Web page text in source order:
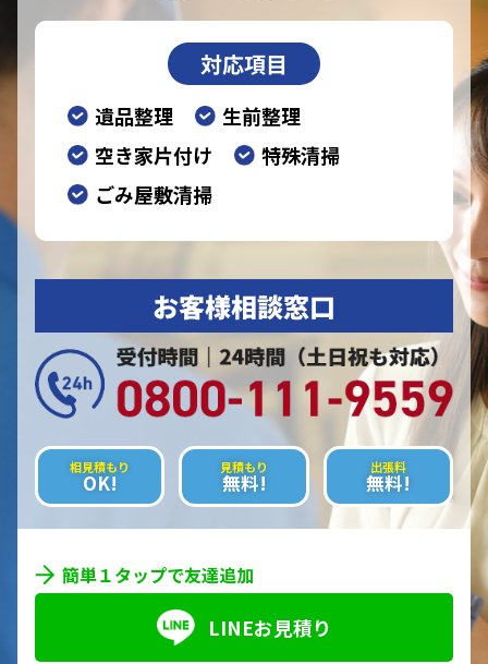
対応項目
遺品整理
生前整理
空き家片付け
特殊清掃
ごみ屋敷清掃
お客様相談窓口
相見積もり
OK!
見積もり
無料!
出張料
無料!
簡単１タップで友達追加
LINEお見積り